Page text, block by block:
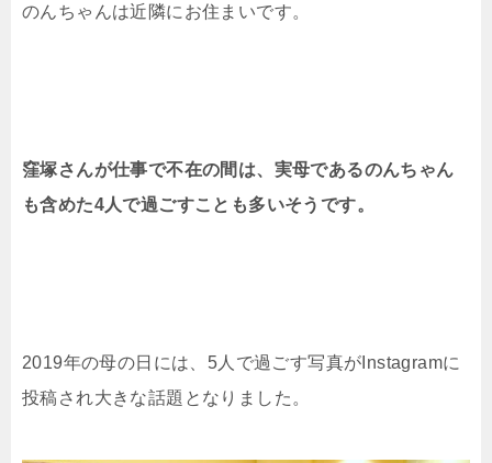
のんちゃんは近隣にお住まいです。
窪塚さんが仕事で不在の間は、実母であるのんちゃん
も含めた4人で過ごすことも多いそうです。
2019年の母の日には、5人で過ごす写真がInstagramに
投稿され大きな話題となりました。